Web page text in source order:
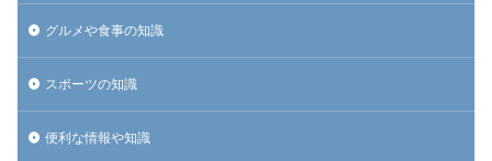
グルメや食事の知識
スポーツの知識
便利な情報や知識